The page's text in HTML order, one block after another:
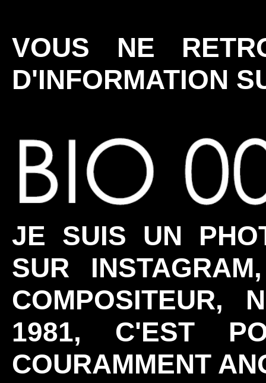
VOUS NE
D'INFORMATION
JE SUIS UN
SUR
COMPOSITEUR,
1981, C'EST
COURAMMENT